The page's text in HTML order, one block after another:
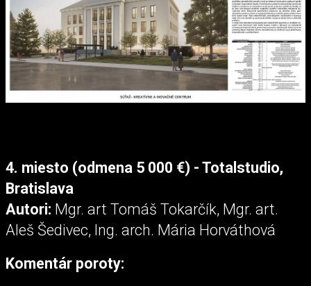
4. miesto (odmena 5 000 €) - Totalstudio,
Bratislava
Autori: Mgr. art Tomáš Tokarčík, Mgr. art.
Aleš Šedivec, Ing. arch. Mária Horváthová
Komentár poroty: